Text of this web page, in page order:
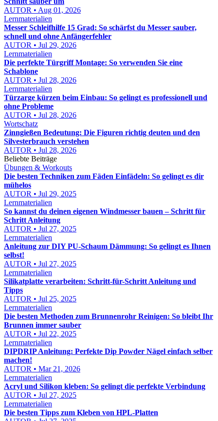
AUTOR • Aug 01, 2026
Lernmaterialien
Messer Schleifhilfe 15 Grad: So schärfst du Messer sauber,
schnell und ohne Anfängerfehler
AUTOR • Jul 29, 2026
Lernmaterialien
Die perfekte Türgriff Montage: So verwenden Sie eine
Schablone
AUTOR • Jul 28, 2026
Lernmaterialien
Türzarge kürzen beim Einbau: So gelingt es professionell und
ohne Probleme
AUTOR • Jul 28, 2026
Wortschatz
Zinngießen Bedeutung: Die Figuren richtig deuten und den
Silvesterbrauch verstehen
AUTOR • Jul 28, 2026
Beliebte Beiträge
Übungen & Workouts
Die besten Techniken zum Fäden Einfädeln: So gelingt es dir
mühelos
AUTOR • Jul 29, 2025
Lernmaterialien
So kannst du deinen eigenen Windmesser bauen – Schritt für
Schritt Anleitung
AUTOR • Jul 27, 2025
Lernmaterialien
Anleitung zur DIY PU-Schaum Dämmung: So gelingt es Ihnen
selbst!
AUTOR • Jul 27, 2025
Lernmaterialien
Silikatplatte verarbeiten: Schritt-für-Schritt Anleitung und
Tipps
AUTOR • Jul 25, 2025
Lernmaterialien
Die besten Methoden zum Brunnenrohr Reinigen: So bleibt Ihr
Brunnen immer sauber
AUTOR • Jul 22, 2025
Lernmaterialien
DIPDRIP Anleitung: Perfekte Dip Powder Nägel einfach selber
machen!
AUTOR • Mar 21, 2026
Lernmaterialien
Acryl und Silikon kleben: So gelingt die perfekte Verbindung
AUTOR • Jul 27, 2025
Lernmaterialien
Die besten Tipps zum Kleben von HPL-Platten